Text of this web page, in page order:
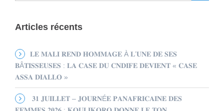
Articles récents
𝐋𝐄 𝐌𝐀𝐋𝐈 𝐑𝐄𝐍𝐃 𝐇𝐎𝐌𝐌𝐀𝐆𝐄 À 𝐋’𝐔𝐍𝐄 𝐃𝐄 𝐒𝐄𝐒
𝐁Â𝐓𝐈𝐒𝐒𝐄𝐔𝐒𝐄𝐒 : 𝐋𝐀 𝐂𝐀𝐒𝐄 𝐃𝐔 𝐂𝐍𝐃𝐈𝐅𝐄 𝐃𝐄𝐕𝐈𝐄𝐍𝐓 « 𝐂𝐀𝐒𝐄
𝐀𝐒𝐒𝐀 𝐃𝐈𝐀𝐋𝐋𝐎 »
𝟑𝟏 𝐉𝐔𝐈𝐋𝐋𝐄𝐓 – 𝐉𝐎𝐔𝐑𝐍É𝐄 𝐏𝐀𝐍𝐀𝐅𝐑𝐈𝐂𝐀𝐈𝐍𝐄 𝐃𝐄𝐒